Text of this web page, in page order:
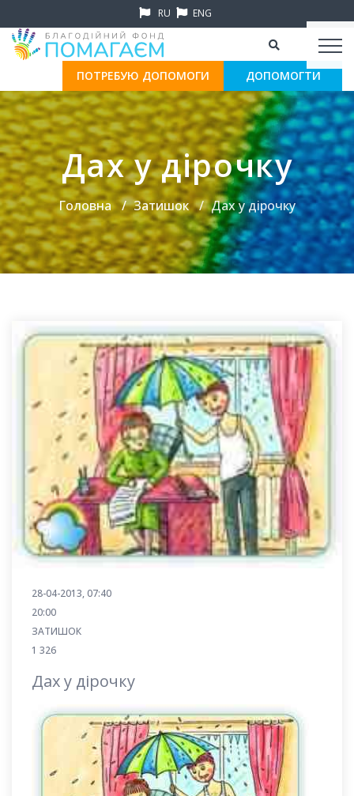
RU ENG
ПОТРЕБУЮ ДОПОМОГИ ДОПОМОГТИ
Дах у дірочку
Головна Затишок Дах у дірочку
28-04-2013, 07:40
20:00
ЗАТИШОК
1 326
Дах у дірочку